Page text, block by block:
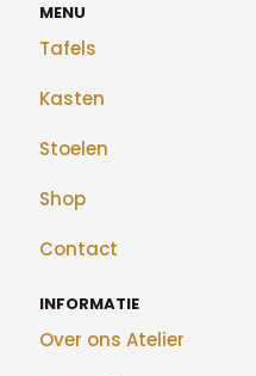
MENU
Tafels
Kasten
Stoelen
Shop
Contact
INFORMATIE
Over ons Atelier